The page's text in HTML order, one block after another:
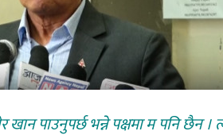
खान पाउनुपर्छ भन्ने पक्षमा म पनि छैन ।